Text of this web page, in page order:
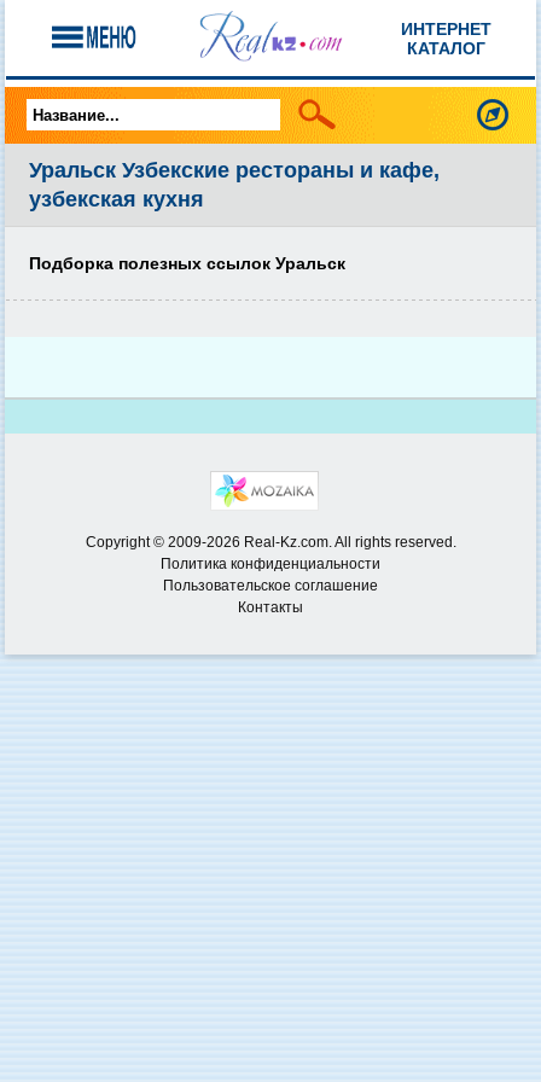
ИНТЕРНЕТ
КАТАЛОГ
Уральск Узбекские рестораны и кафе,
узбекская кухня
Подборка полезных ссылок Уральск
Copyright © 2009-2026 Real-Kz.com. All rights reserved.
Политика конфиденциальности
Пользовательское соглашение
Контакты